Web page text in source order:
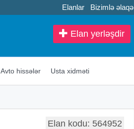
Elanlar Bizimlə əlaqə
Elan yerləşdir
Avto hissələr Usta xidməti
Elan kodu: 564952